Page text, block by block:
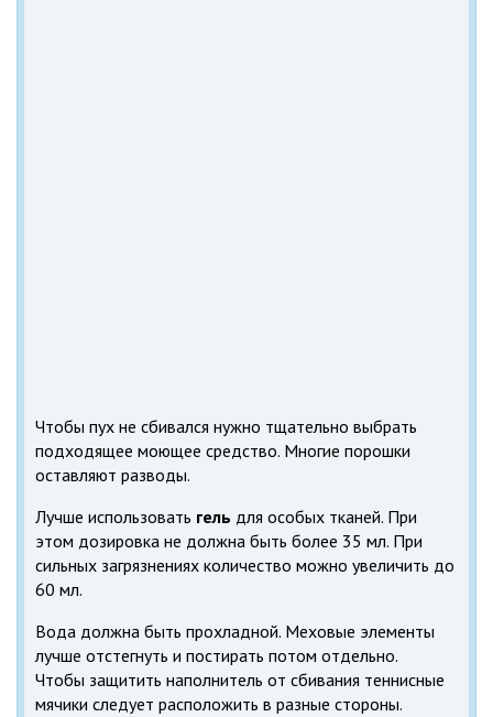
Чтобы пух не сбивался нужно тщательно выбрать
подходящее моющее средство. Многие порошки
оставляют разводы.
Лучше использовать гель для особых тканей. При
этом дозировка не должна быть более 35 мл. При
сильных загрязнениях количество можно увеличить до
60 мл.
Вода должна быть прохладной. Меховые элементы
лучше отстегнуть и постирать потом отдельно.
Чтобы защитить наполнитель от сбивания теннисные
мячики следует расположить в разные стороны.